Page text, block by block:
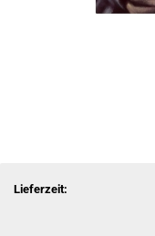
Lieferzeit: